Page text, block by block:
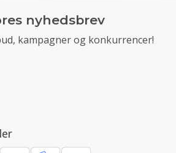
nyhedsbrev
kampagner og konkurrencer!